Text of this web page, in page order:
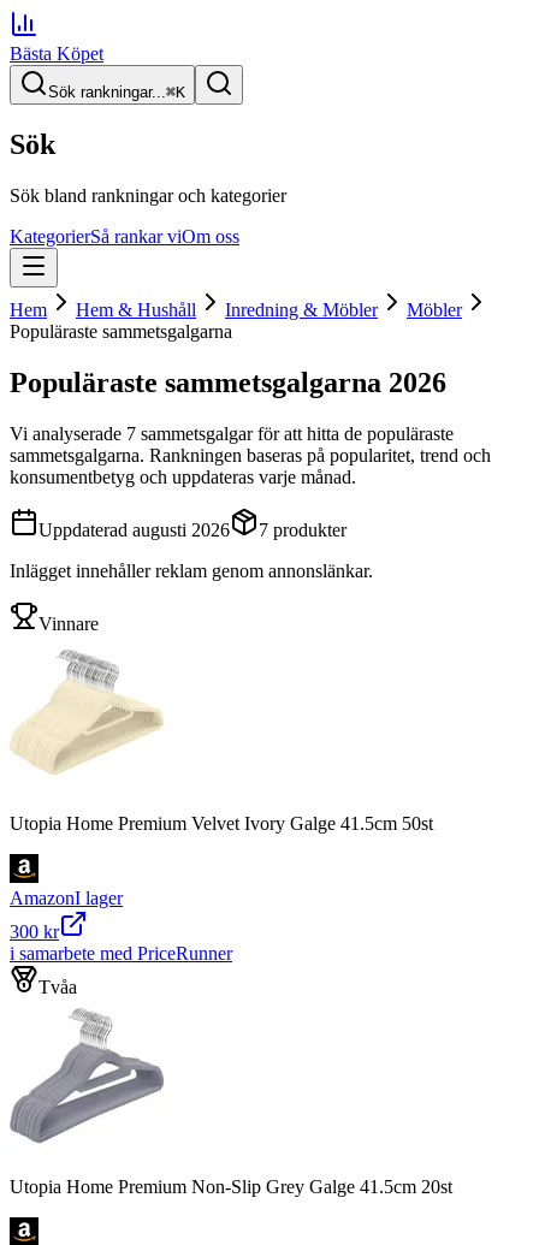
Bästa Köpet
Sök rankningar...⌘K
Sök
Sök bland rankningar och kategorier
KategorierSå rankar viOm oss
Hem Hem & Hushåll Inredning & Möbler
Möbler
Populäraste sammetsgalgarna
Populäraste sammetsgalgarna 2026
Vi analyserade 7 sammetsgalgarför att hitta de populäraste
sammetsgalgarna. Rankningen baseras på popularitet, trend och
konsumentbetyg och uppdateras varje månad.
Uppdaterad augusti 2026 7 produkter
Inlägget innehåller reklam genom annonslänkar.
Vinnare
Utopia Home Premium Velvet Ivory Galge 41.5cm 50st
AmazonI lager
300 kr
i samarbete med PriceRunner
Tvåa
Utopia Home Premium Non-Slip Grey Galge 41.5cm 20st